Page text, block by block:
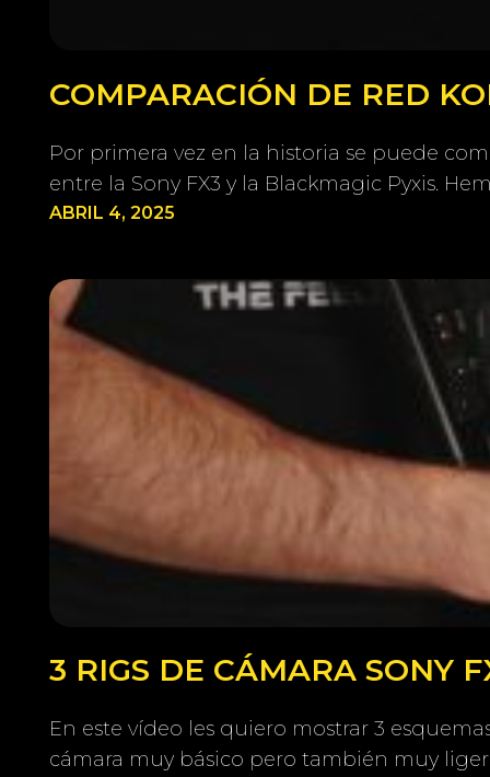
COMPARACIÓN DE RED
Por primera vez en la historia se puede
entre la Sony FX3 y la Blackmagic Pyxis.
ABRIL 4, 2025
3 RIGS DE CÁMARA SONY
En este vídeo les quiero mostrar 3
cámara muy básico pero también muy